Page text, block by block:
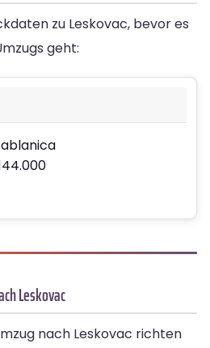
zu Leskovac, bevor es
geht:
Leskovac
nach Leskovac richten